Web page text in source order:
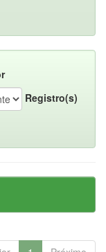
Registro(s)